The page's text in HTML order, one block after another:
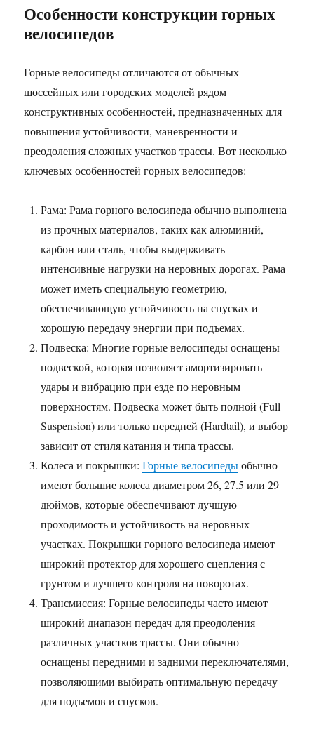
Особенности конструкции горных
велосипедов
Горные велосипеды отличаются от обычных
шоссейных или городских моделей рядом
конструктивных особенностей, предназначенных для
повышения устойчивости, маневренности и
преодоления сложных участков трассы. Вот несколько
ключевых особенностей горных велосипедов:
Рама: Рама горного велосипеда обычно выполнена
из прочных материалов, таких как алюминий,
карбон или сталь, чтобы выдерживать
интенсивные нагрузки на неровных дорогах. Рама
может иметь специальную геометрию,
обеспечивающую устойчивость на спусках и
хорошую передачу энергии при подъемах.
Подвеска: Многие горные велосипеды оснащены
подвеской, которая позволяет амортизировать
удары и вибрацию при езде по неровным
поверхностям. Подвеска может быть полной (Full
Suspension) или только передней (Hardtail), и выбор
зависит от стиля катания и типа трассы.
Колеса и покрышки:Горные велосипедыобычно
имеют большие колеса диаметром 26, 27.5 или 29
дюймов, которые обеспечивают лучшую
проходимость и устойчивость на неровных
участках. Покрышки горного велосипеда имеют
широкий протектор для хорошего сцепления с
грунтом и лучшего контроля на поворотах.
Трансмиссия: Горные велосипеды часто имеют
широкий диапазон передач для преодоления
различных участков трассы. Они обычно
оснащены передними и задними переключателями,
позволяющими выбирать оптимальную передачу
для подъемов и спусков.